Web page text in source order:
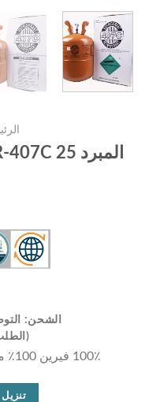
المبرد R-407C 25 رطل من المبرد R-407C
الشحن:
100٪ فيرين 100٪ مصنع مختوم من المصنع مضمون